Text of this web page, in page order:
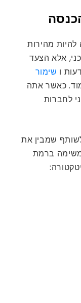
מהירות
אלא הצעד
שימור
כאשר אתה
לחברות
שמבין את
משימה ברמת